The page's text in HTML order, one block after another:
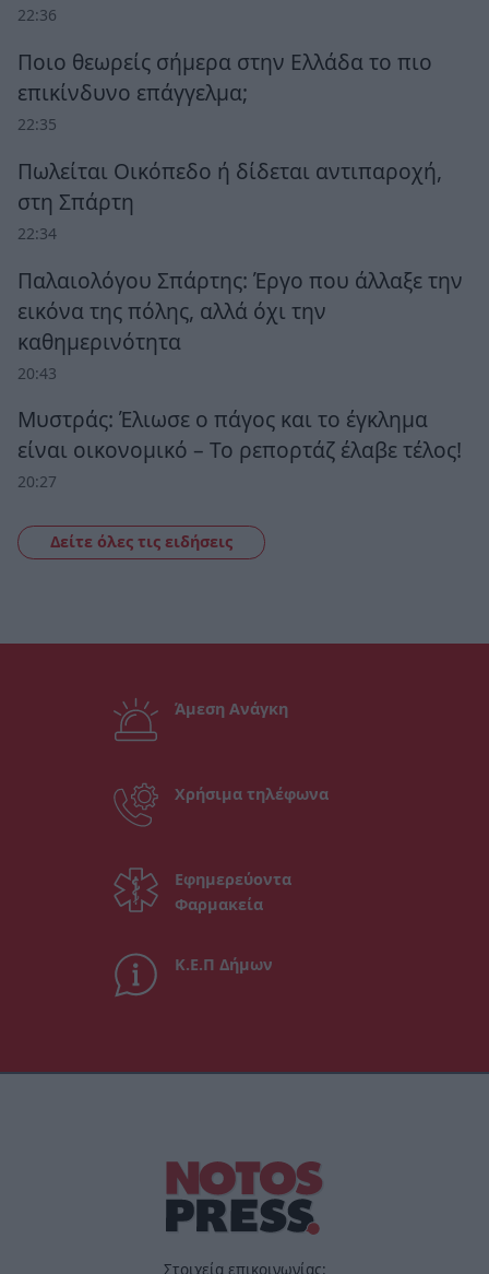
22:36
Ποιο θεωρείς σήμερα στην Ελλάδα το πιο
επικίνδυνο επάγγελμα;
22:35
Πωλείται Οικόπεδο ή δίδεται αντιπαροχή,
στη Σπάρτη
22:34
Παλαιολόγου Σπάρτης: Έργο που άλλαξε την
εικόνα της πόλης, αλλά όχι την
καθημερινότητα
20:43
Μυστράς: Έλιωσε ο πάγος και το έγκλημα
είναι οικονομικό – Το ρεπορτάζ έλαβε τέλος!
20:27
Δείτε όλες τις ειδήσεις
Άμεση Ανάγκη
Χρήσιμα τηλέφωνα
Εφημερεύοντα
Φαρμακεία
Κ.Ε.Π Δήμων
Στοιχεία επικοινωνίας: